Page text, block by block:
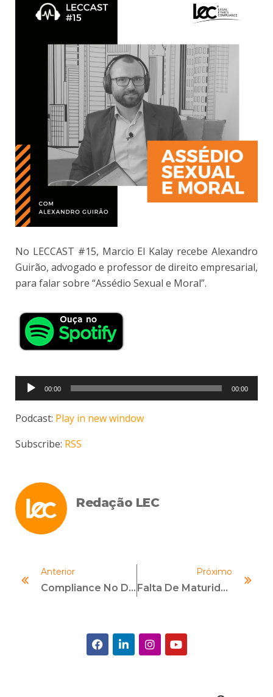
No LECCAST #15, Marcio El Kalay recebe Alexandro
Guirão, advogado e professor de direito empresarial,
para falar sobre “Assédio Sexual e Moral”.
Tocador
de
áudio
00:00 00:00
Podcast: Play in new window
Subscribe: RSS
Redação LEC
Anterior
Compliance No Dia A Dia: Pequenas Ações, Grandes Reflexos
Próximo
Falta De Maturidade De Compliance Pode Emperrar Negócios